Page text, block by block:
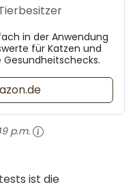
in der Anwendung
für Katzen und
p.m.
ist die